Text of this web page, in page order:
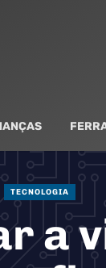
TECNOLOGIA
a